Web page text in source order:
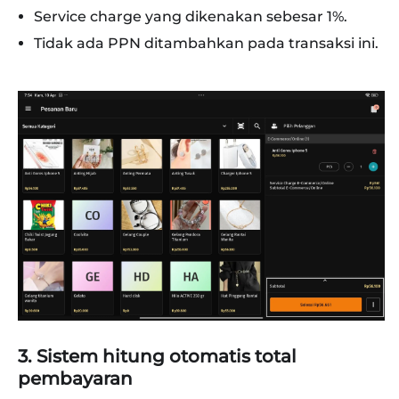
Service charge yang dikenakan sebesar 1%.
Tidak ada PPN ditambahkan pada transaksi ini.
3. Sistem hitung otomatis total
pembayaran